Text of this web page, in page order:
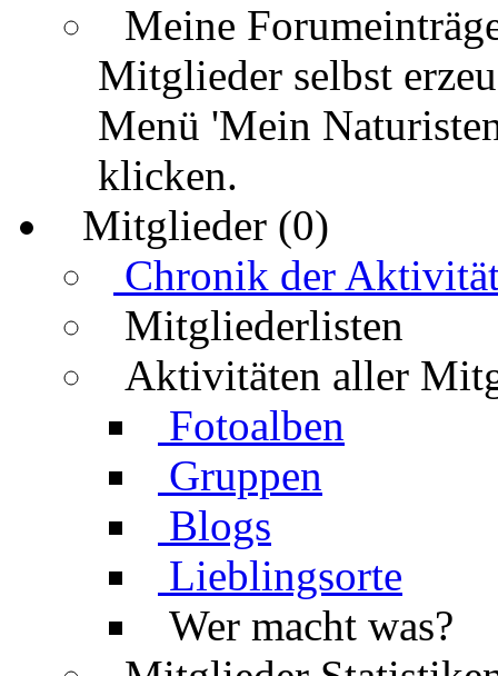
Meine
Mitglieder selbst
Menü 'Mein
klicken.
Mitglieder (0)
Chronik der
Mitgliederlisten
Aktivitäten aller
Fotoalben
Gruppen
Blogs
Lieblingsorte
Wer macht was?